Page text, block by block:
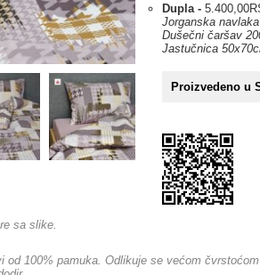
Dupla -
Jorganska
Dušečni čaršav
Jastučnica
Proizvedeno u
sa slike.
od 100% pamuka. Odlikuje se većom